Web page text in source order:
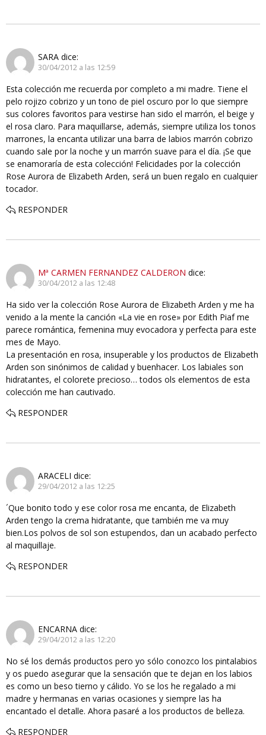
SARA dice:
30/04/2012 a las 12:59
Esta colección me recuerda por completo a mi madre. Tiene el
pelo rojizo cobrizo y un tono de piel oscuro por lo que siempre
sus colores favoritos para vestirse han sido el marrón, el beige y
el rosa claro. Para maquillarse, además, siempre utiliza los tonos
marrones, la encanta utilizar una barra de labios marrón cobrizo
cuando sale por la noche y un marrón suave para el día. ¡Se que
se enamoraría de esta colección! Felicidades por la colección
Rose Aurora de Elizabeth Arden, será un buen regalo en cualquier
tocador.
RESPONDER
Mª CARMEN FERNANDEZ CALDERON dice:
30/04/2012 a las 12:48
Ha sido ver la colección Rose Aurora de Elizabeth Arden y me ha
venido a la mente la canción «La vie en rose» por Edith Piaf me
parece romántica, femenina muy evocadora y perfecta para este
mes de Mayo.
La presentación en rosa, insuperable y los productos de Elizabeth
Arden son sinónimos de calidad y buenhacer. Los labiales son
hidratantes, el colorete precioso… todos ols elementos de esta
colección me han cautivado.
RESPONDER
ARACELI dice:
29/04/2012 a las 12:25
´Que bonito todo y ese color rosa me encanta, de Elizabeth
Arden tengo la crema hidratante, que también me va muy
bien.Los polvos de sol son estupendos, dan un acabado perfecto
al maquillaje.
RESPONDER
ENCARNA dice:
29/04/2012 a las 12:20
No sé los demás productos pero yo sólo conozco los pintalabios
y os puedo asegurar que la sensación que te dejan en los labios
es como un beso tierno y cálido. Yo se los he regalado a mi
madre y hermanas en varias ocasiones y siempre las ha
encantado el detalle. Ahora pasaré a los productos de belleza.
RESPONDER